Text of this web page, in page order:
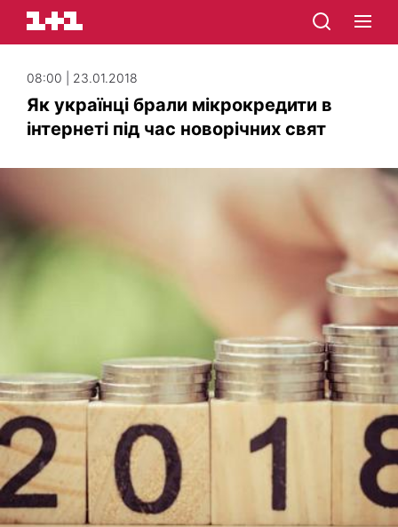
08:00 | 23.01.2018
Як українці брали мікрокредити в
інтернеті під час новорічних свят